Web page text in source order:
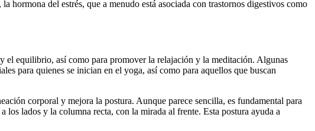
, la hormona del estrés, que a menudo está asociada con trastornos digestivos como
el equilibrio, así como para promover la relajación y la meditación. Algunas
para quienes se inician en el yoga, así como para aquellos que buscan
corporal y mejora la postura. Aunque parece sencilla, es fundamental para
los lados y la columna recta, con la mirada al frente. Esta postura ayuda a